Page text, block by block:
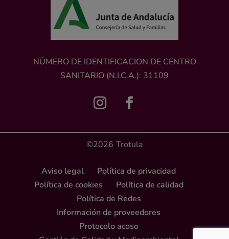
NÚMERO DE IDENTIFICACION DE CENTRO
SANITARIO (N.I.C.A.): 31109
©2026 Trotula
Aviso legal
Política de privacidad
Política de cookies
Política de calidad
Política de Redes
Información de proveedores
Protocolo acoso